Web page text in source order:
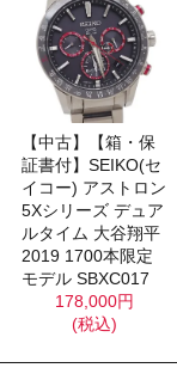
【中古】【箱・保
証書付】SEIKO(セ
イコー) アストロン
5Xシリーズ デュア
ルタイム 大谷翔平
2019 1700本限定
モデル SBXC017
178,000円
(税込)